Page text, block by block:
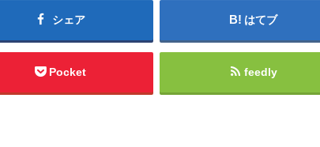
シェア はてブ
Pocket feedly